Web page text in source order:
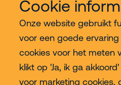
Cookie
Onze website gebruikt
voor een goede
cookies voor het meten
klikt op 'Ja, ik ga
voor marketing cookies,
Meer Riwal
Industries
Contact